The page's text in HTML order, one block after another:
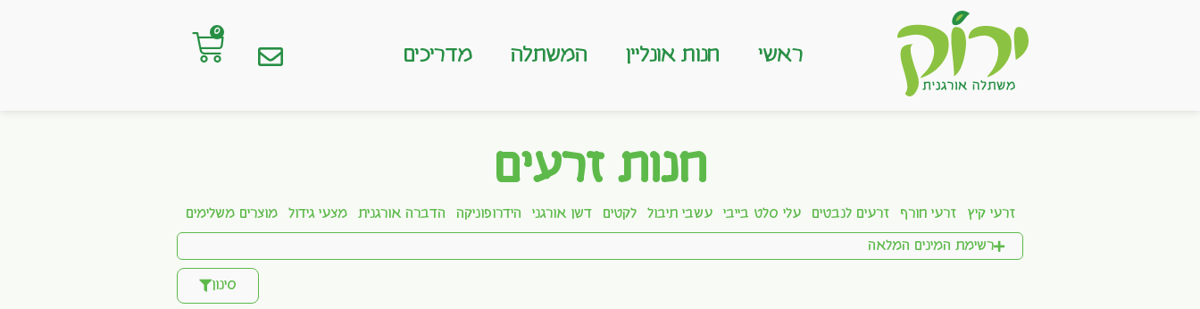
ראשי חנות אונליין המשתלה מדריכים
0
חנות זרעים
זרעי קיץ זרעי חורף זרעים לנבטים עלי סלט בייבי עשבי תיבול לקטים דשן אורגני הידרופוניקה הדברה אורגנית מצעי גידול מוצרים משלימים
רשימת המינים המלאה
סינון